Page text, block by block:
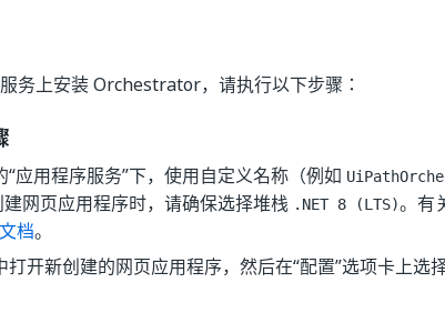
务上安装 Orchestrator，请执行以下步骤：
应用程序服务”下，使用自定义名称（例如
网页应用程序时，请确保选择堆栈 .NET 8 (LTS)。有
档。
开新创建的网页应用程序，然后在“配置”选项卡上选